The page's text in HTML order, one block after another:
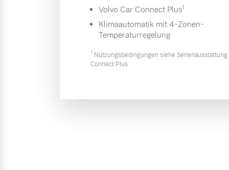
Volvo Car Connect Plus1
Klimaautomatik mit 4-Zonen-
Temperaturregelung
1 Nutzungsbedingungen siehe Serienausstattung
Connect Plus